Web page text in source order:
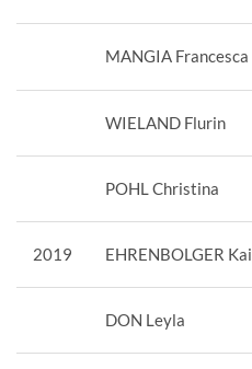
MANGIA Francesca
WIELAND Flurin
POHL Christina
2019 EHRENBOLGER Kai
DON Leyla